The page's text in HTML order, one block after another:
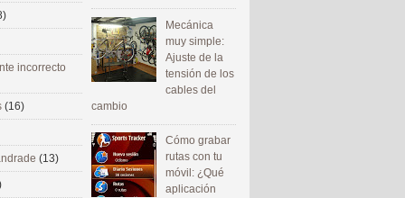
Mecánica
muy simple:
Ajuste de la
tensión de los
cables del
cambio
Cómo grabar
rutas con tu
móvil: ¿Qué
aplicación
incorrecto
(16)
(13)